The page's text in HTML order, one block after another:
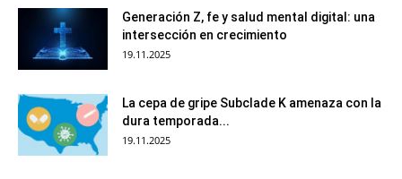
Generación Z, fe y salud mental digital: una
intersección en crecimiento
19.11.2025
La cepa de gripe Subclade K amenaza con la
dura temporada...
19.11.2025